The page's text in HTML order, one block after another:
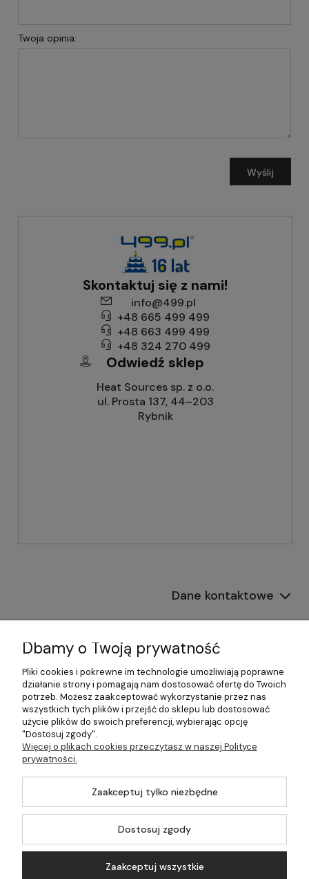
Twoja opinia:
Wyślij
Skontaktuj się z nami!
info@499.pl
+48 665 499 499
+48 663 499 499
+48 324 270 499
Odwiedź sklep
Heat Sources sp. z o.o.
ul. Prosta 137, 44–203
Rybnik
Dane kontaktowe
Informacje
Płatności i dostawa
Pomoc
Moje konto
©2026 Wszelkie Prawa Zastrzeżone | 499.pl - najlepszy sklep z
Dbamy o Twoją prywatność
Pliki cookies i pokrewne im technologie umożliwiają poprawne
działanie strony i pomagają nam dostosować ofertę do Twoich
potrzeb. Możesz zaakceptować wykorzystanie przez nas
wszystkich tych plików i przejść do sklepu lub dostosować
użycie plików do swoich preferencji, wybierając opcję
"Dostosuj zgody".
Więcej o plikach cookies przeczytasz w naszej Polityce
prywatności.
Zaakceptuj tylko niezbędne
Dostosuj zgody
Zaakceptuj wszystkie